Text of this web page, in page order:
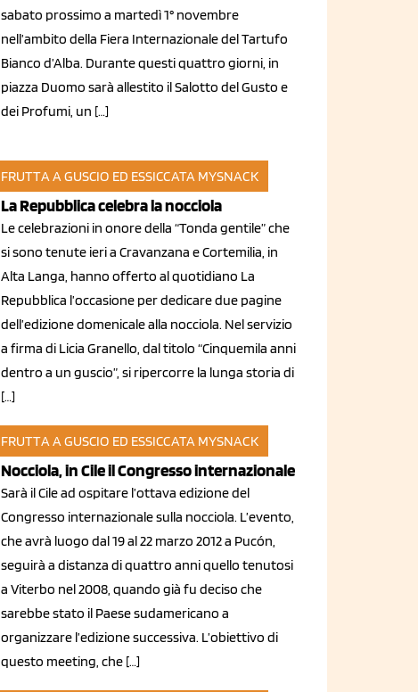
sabato prossimo a martedì 1° novembre
nell’ambito della Fiera Internazionale del Tartufo
Bianco d’Alba. Durante questi quattro giorni, in
piazza Duomo sarà allestito il Salotto del Gusto e
dei Profumi, un […]
FRUTTA A GUSCIO ED ESSICCATA MYSNACK
26 set 2011
La Repubblica celebra la nocciola
Le celebrazioni in onore della “Tonda gentile” che
si sono tenute ieri a Cravanzana e Cortemilia, in
Alta Langa, hanno offerto al quotidiano La
Repubblica l’occasione per dedicare due pagine
dell’edizione domenicale alla nocciola. Nel servizio
a firma di Licia Granello, dal titolo “Cinquemila anni
dentro a un guscio”, si ripercorre la lunga storia di
[…]
FRUTTA A GUSCIO ED ESSICCATA MYSNACK
16 set 2011
Nocciola, in Cile il Congresso internazionale
Sarà il Cile ad ospitare l’ottava edizione del
Congresso internazionale sulla nocciola. L’evento,
che avrà luogo dal 19 al 22 marzo 2012 a Pucón,
seguirà a distanza di quattro anni quello tenutosi
a Viterbo nel 2008, quando già fu deciso che
sarebbe stato il Paese sudamericano a
organizzare l’edizione successiva. L’obiettivo di
questo meeting, che […]